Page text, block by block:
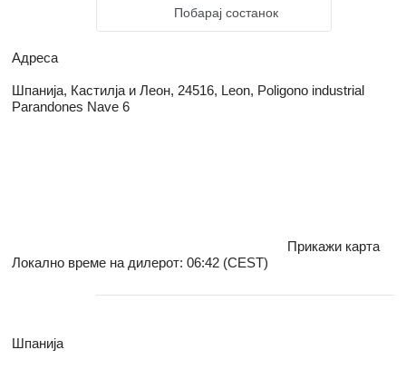
Побарај состанок
Адреса
Шпанија, Кастилја и Леон, 24516, Leon, Poligono industrial
Parandones Nave 6
Прикажи карта
Локално време на дилерот: 06:42 (CEST)
Шпанија